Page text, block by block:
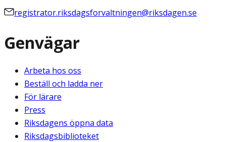
registrator.riksdagsforvaltningen@riksdagen.se
Genvägar
Arbeta hos oss
Beställ och ladda ner
För lärare
Press
Riksdagens öppna data
Riksdagsbiblioteket